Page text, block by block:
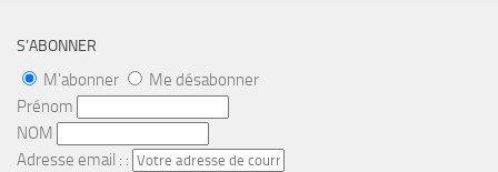
S’ABONNER
M'abonner
Me désabonner
Prénom
NOM
Adresse email : :